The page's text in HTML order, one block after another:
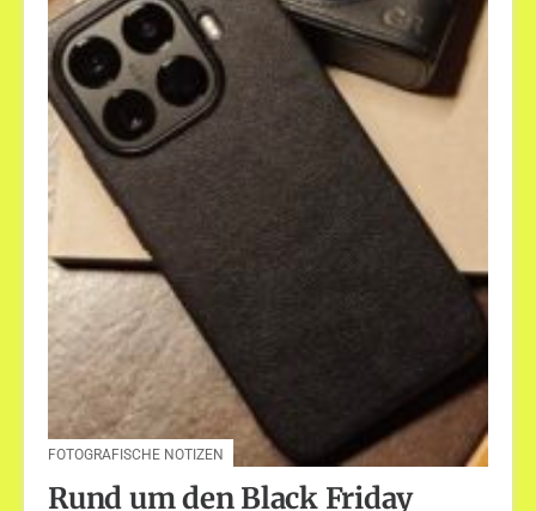
FOTOGRAFISCHE NOTIZEN
Rund um den Black Friday